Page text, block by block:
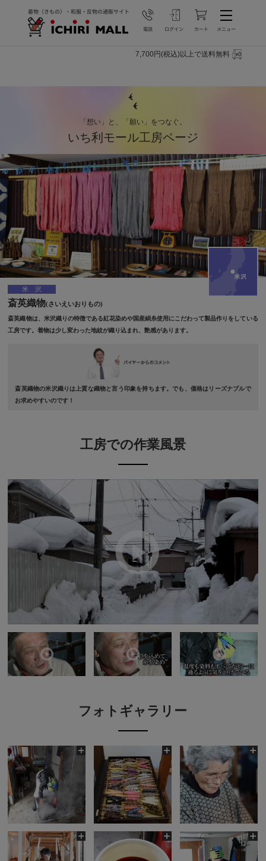
7,700円(税込)以上で送料無料
「想い」と、「願い」をつなぐ。
いち利モール工房ページ
米沢
斎英織物(さいえいおりもの)
斎英織物は、米沢織りの特徴である紅花染めや国産絹糸使用にこだわって製品作りをしている
工房です。着物は少し変わった地紋が織り込まれ、艶感があります。
斎英織物の米沢織りは上質な織物と言う印象を持ちます。でも、価格はリーズナブルで
お求めやすいのです！
工房での作業風景
フォトギャラリー